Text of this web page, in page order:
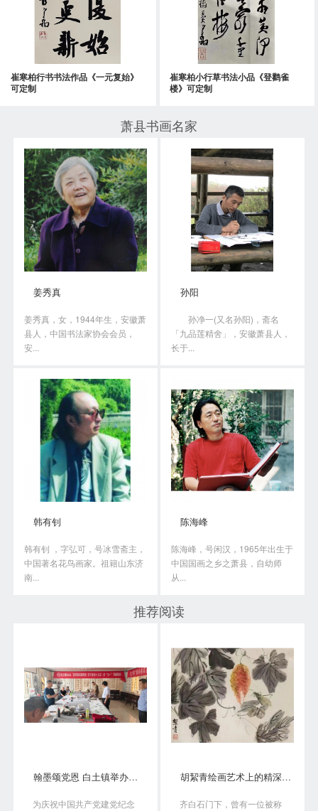
崔寒柏行书书法作品《一元复始》
可定制
崔寒柏小行草书法小品《登鹳雀
楼》可定制
萧县书画名家
姜秀真
姜秀真，女，1944年生，安徽萧
县人，中国书法家协会会员，
安...
孙阳
孙净一(又名孙阳)，斋名
「九品莲精舍」，安徽萧县人，
长于...
韩有钊
韩有钊 ，字弘可，号冰雪斋主，
中国著名花鸟画家。祖籍山东济
南...
陈海峰
陈海峰，号闲汉，1965年出生于
中国国画之乡之萧县，自幼师
从...
推荐阅读
翰墨颂党恩 白土镇举办书画笔会庆“七一”
为庆祝中国共产党建党纪念
胡絜青绘画艺术上的精深造诣从何而来?
齐白石门下，曾有一位被称